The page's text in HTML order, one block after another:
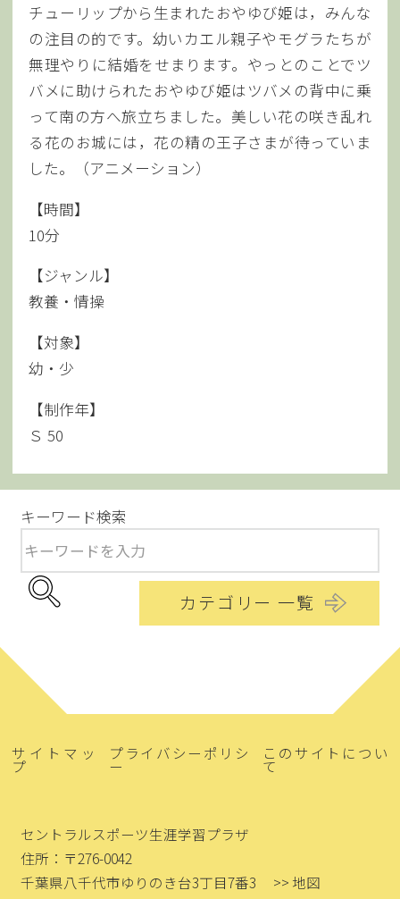
チューリップから生まれたおやゆび姫は，みんな
の注目の的です。幼いカエル親子やモグラたちが
無理やりに結婚をせまります。やっとのことでツ
バメに助けられたおやゆび姫はツバメの背中に乗
って南の方へ旅立ちました。美しい花の咲き乱れ
る花のお城には，花の精の王子さまが待っていま
した。（アニメーション）
【時間】
10分
【ジャンル】
教養・情操
【対象】
幼・少
【制作年】
Ｓ 50
キーワード検索
カテゴリー 一覧
サイトマッ
プ
プライバシーポリシ
ー
このサイトについ
て
セントラルスポーツ生涯学習プラザ
住所：〒276-0042
千葉県八千代市ゆりのき台3丁目7番3
>> 地図